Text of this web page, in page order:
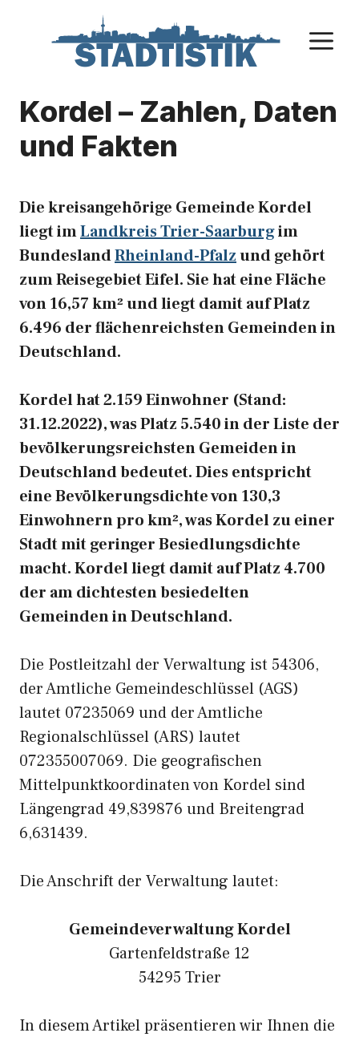
Kordel – Zahlen, Daten
und Fakten
Die kreisangehörige Gemeinde Kordel
liegt imLandkreis Trier-Saarburgim
BundeslandRheinland-Pfalzund gehört
zum Reisegebiet Eifel. Sie hat eine Fläche
von 16,57 km² und liegt damit auf Platz
6.496 der flächenreichsten Gemeinden in
Deutschland.
Kordel hat 2.159 Einwohner (Stand:
31.12.2022), was Platz 5.540 in der Liste der
bevölkerungsreichsten Gemeiden in
Deutschland bedeutet. Dies entspricht
eine Bevölkerungsdichte von 130,3
Einwohnern pro km², was Kordel zu einer
Stadt mit geringer Besiedlungsdichte
macht. Kordel liegt damit auf Platz 4.700
der am dichtesten besiedelten
Gemeinden in Deutschland.
Die Postleitzahl der Verwaltung ist 54306,
der Amtliche Gemeindeschlüssel (AGS)
lautet 07235069 und der Amtliche
Regionalschlüssel (ARS) lautet
072355007069. Die geografischen
Mittelpunktkoordinaten von Kordel sind
Längengrad 49,839876 und Breitengrad
6,631439.
Die Anschrift der Verwaltung lautet:
Gemeindeverwaltung Kordel
Gartenfeldstraße 12
54295 Trier
In diesem Artikel präsentieren wir Ihnen die